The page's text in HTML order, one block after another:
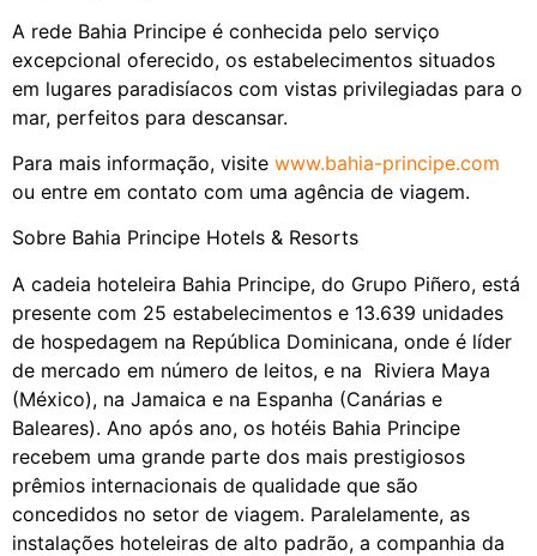
A rede Bahia Principe é conhecida pelo serviço
excepcional oferecido, os estabelecimentos situados
em lugares paradisíacos com vistas privilegiadas para o
mar, perfeitos para descansar.
Para mais informação, visite www.bahia-principe.com
ou entre em contato com uma agência de viagem.
Sobre Bahia Principe Hotels & Resorts
A cadeia hoteleira Bahia Principe, do Grupo Piñero, está
presente com 25 estabelecimentos e 13.639 unidades
de hospedagem na República Dominicana, onde é líder
de mercado em número de leitos, e na Riviera Maya
(México), na Jamaica e na Espanha (Canárias e
Baleares). Ano após ano, os hotéis Bahia Principe
recebem uma grande parte dos mais prestigiosos
prêmios internacionais de qualidade que são
concedidos no setor de viagem. Paralelamente, as
instalações hoteleiras de alto padrão, a companhia da